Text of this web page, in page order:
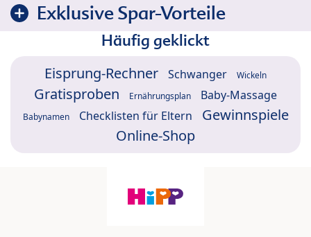
Exklusive Spar-Vorteile
Häufig geklickt
Eisprung-Rechner Schwanger Wickeln
Gratisproben Ernährungsplan Baby-Massage
Babynamen Checklisten für Eltern
Gewinnspiele
Online-Shop